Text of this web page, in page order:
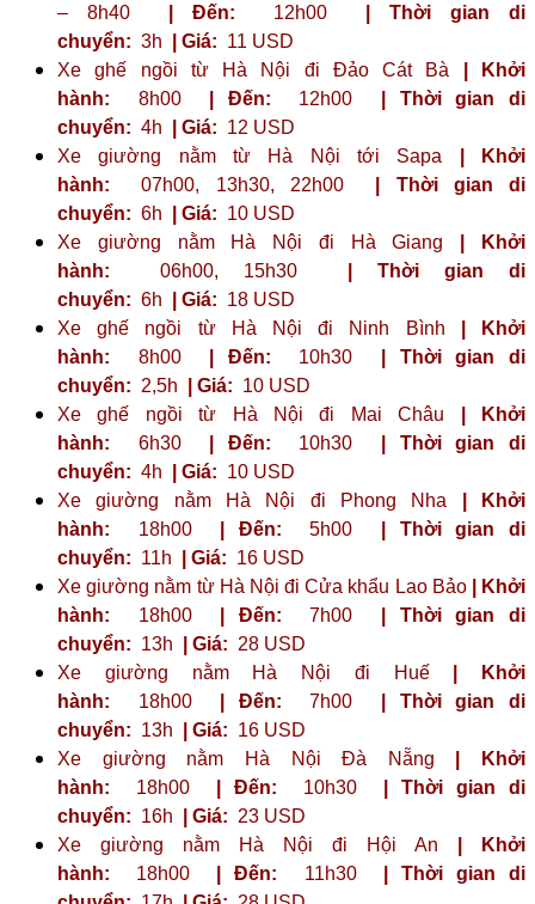
– 8h40
| Đến: 12h00
| Thời gian di
chuyển: 3h | Giá: 11 USD
Xe ghế ngồi từ Hà Nội đi Đảo Cát Bà
| Khởi
hành: 8h00 | Đến: 12h00
| Thời gian di
chuyển: 4h | Giá: 12 USD
Xe giường nằm từ Hà Nội tới Sapa
| Khởi
hành: 07h00, 13h30, 22h00
| Thời gian di
chuyển: 6h | Giá: 10 USD
Xe giường nằm Hà Nội đi Hà Giang
| Khởi
hành: 06h00, 15h30
| Thời gian di
chuyển: 6h | Giá: 18 USD
Xe ghế ngồi từ Hà Nội đi Ninh Bình
| Khởi
hành: 8h00 | Đến: 10h30
| Thời gian di
chuyển: 2,5h | Giá: 10 USD
Xe ghế ngồi từ Hà Nội đi Mai Châu
| Khởi
hành: 6h30 | Đến: 10h30
| Thời gian di
chuyển: 4h | Giá: 10 USD
Xe giường nằm Hà Nội đi Phong Nha
| Khởi
hành: 18h00 | Đến: 5h00
| Thời gian di
chuyển: 11h | Giá: 16 USD
Xe giường nằm từ Hà Nội đi Cửa khẩu Lao Bảo
| Khởi
hành: 18h00 | Đến: 7h00
| Thời gian di
chuyển: 13h | Giá: 28 USD
Xe giường nằm Hà Nội đi Huế
| Khởi
hành: 18h00 | Đến: 7h00
| Thời gian di
chuyển: 13h | Giá: 16 USD
Xe giường nằm Hà Nội Đà Nẵng
| Khởi
hành: 18h00 | Đến: 10h30
| Thời gian di
chuyển: 16h | Giá: 23 ​​USD
Xe giường nằm Hà Nội đi Hội An
| Khởi
hành: 18h00 | Đến: 11h30
| Thời gian di